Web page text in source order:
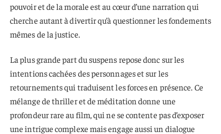
pouvoir et de la morale est au cœur d’une narration qui
cherche autant à divertir qu’à questionner les fondements
mêmes de la justice.
La plus grande part du suspens repose donc sur les
intentions cachées des personnages et sur les
retournements qui traduisent les forces en présence. Ce
mélange de thriller et de méditation donne une
profondeur rare au film, qui ne se contente pas d’exposer
une intrigue complexe mais engage aussi un dialogue